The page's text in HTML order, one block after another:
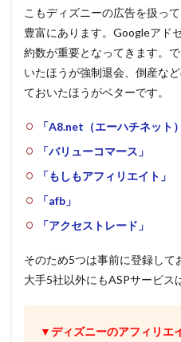
こもディズニーの広告を扱っ
豊富にあります。Googleアド
約数が重要となってきます。
いたほうが強制退会、倒産な
ておいたほうがベターです。
「A8.net（エーハチネット
「バリューコマース」
「もしもアフィリエイト」
「afb」
「アクセストレード」
そのため5つは事前に登録して
大手5社以外にもASPサービス
▼ディズニーのアフィリエ